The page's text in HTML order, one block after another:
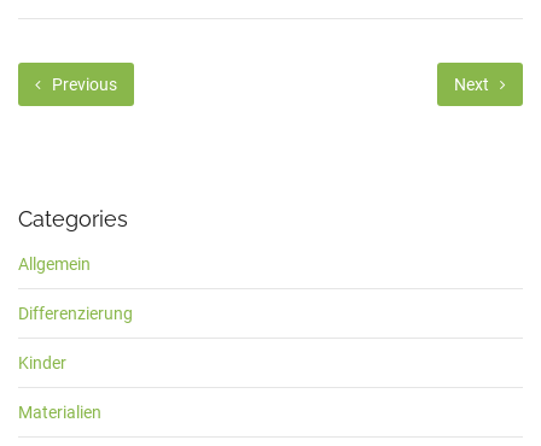
Previous Next
Categories
Allgemein
Differenzierung
Kinder
Materialien